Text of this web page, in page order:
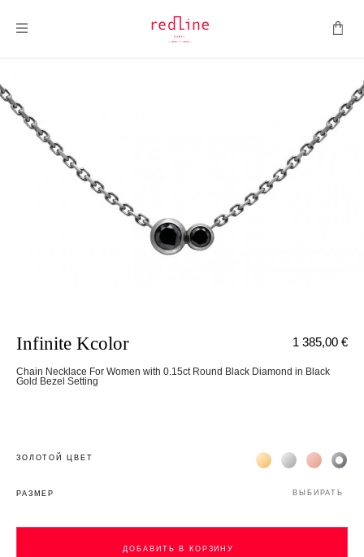
Infinite Kcolor
Chain Necklace For Women with 0.15ct Round Black Diamond in Black
Gold Bezel Setting
1 385,00 €
ЗОЛОТОЙ ЦВЕТ Жёлтое золото 18К
Белое золото
Розовое
РАЗМЕР ВЫБИРАТЬ
ДОБАВИТЬ В КОРЗИНУ
ДОБАВИТЬ В КОРЗИНУ